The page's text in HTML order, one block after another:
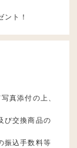
ト！
真添付の上、
び交換商品の
振込手数料等